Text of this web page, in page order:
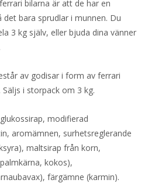
bilarna är att de har en
bara sprudlar i munnen. Du
3 kg själv, eller bjuda dina vänner
av godisar i form av ferrari
i storpack om 3 kg.
modifierad
aromämnen, surhetsreglerande
maltsirap från korn,
kokos),
färgämne (karmin).